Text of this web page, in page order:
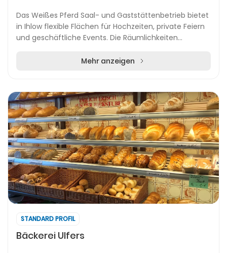
Das Weißes Pferd Saal- und Gaststättenbetrieb bietet
in Ihlow flexible Flächen für Hochzeiten, private Feiern
und geschäftliche Events. Die Räumlichkeiten
Mehr anzeigen
STANDARD PROFIL
Bäckerei Ulfers